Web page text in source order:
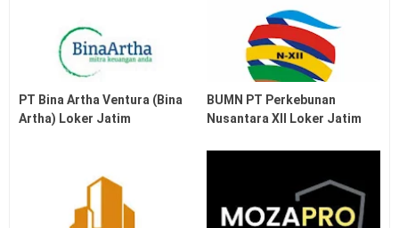
PT Bina Artha Ventura (Bina
Artha) Loker Jatim
BUMN PT Perkebunan
Nusantara XII Loker Jatim